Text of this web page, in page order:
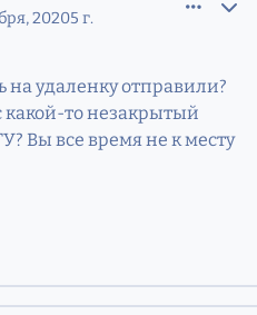
20205 г.
на удаленку отправили?
какой-то незакрытый
Вы все время не к месту